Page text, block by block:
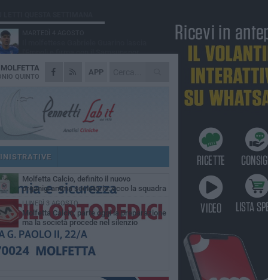
APP
MOLFETTA
QUINTO
l'Empoli e firma con il Samsunspor
LUNEDÌ 3 AGOSTO
Palazzetto Giovanni Panunzio: dove lo
VENERDÌ 7 AGOSTO
Molfetta Calcio, tre innesti di spessore:
arrivano i molfettesi Roselli, Cirillo e Caputi
DOMENICA 2 AGOSTO
Tennistavolo, il molfettese Roberto
Minervini riparte da Otranto
MARTEDÌ 4 AGOSTO
Molfetta Calcio, definito il nuovo
organigramma societario: ecco la squadra
LUNEDÌ 3 AGOSTO
Molfetta Calcio, parte oggi la preparazione
ma la società procede nel silenzio